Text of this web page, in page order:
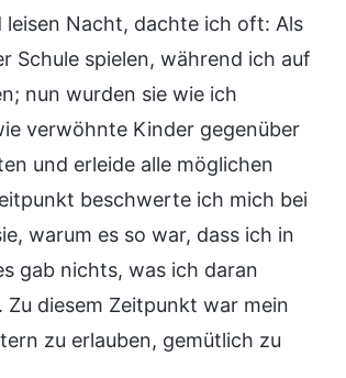
Nacht, dachte ich oft: Als
Schule spielen, während ich auf
nun wurden sie wie ich
verwöhnte Kinder gegenüber
und erleide alle möglichen
beschwerte ich mich bei
warum es so war, dass ich in
gab nichts, was ich daran
diesem Zeitpunkt war mein
zu erlauben, gemütlich zu